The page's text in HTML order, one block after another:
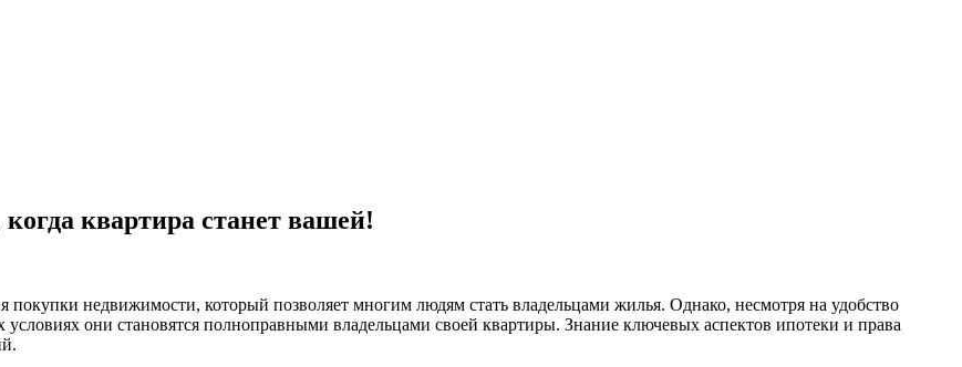
квартира станет вашей!
недвижимости, который позволяет многим людям стать владельцами жилья. Однако, несмотря на удобство
они становятся полноправными владельцами своей квартиры. Знание ключевых аспектов ипотеки и права